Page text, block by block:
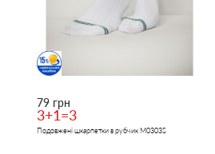
79 грн
3+1=3
Подовжені шкарпетки в рубчик M0303S